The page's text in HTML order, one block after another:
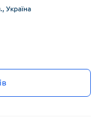
Україна